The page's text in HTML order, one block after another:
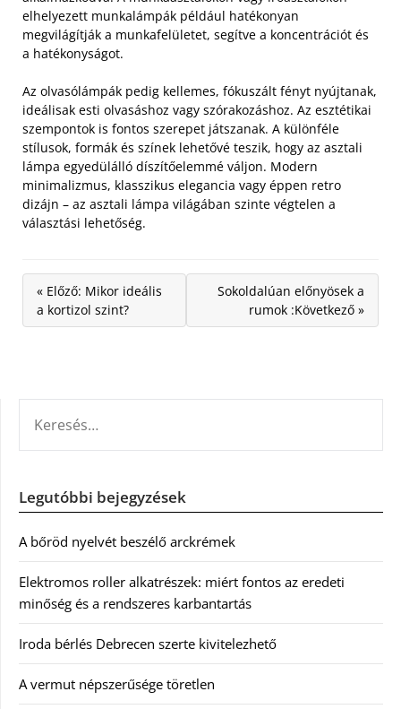
elhelyezett munkalámpák például hatékonyan
megvilágítják a munkafelületet, segítve a koncentrációt és
a hatékonyságot.
Az olvasólámpák pedig kellemes, fókuszált fényt nyújtanak,
ideálisak esti olvasáshoz vagy szórakozáshoz. Az esztétikai
szempontok is fontos szerepet játszanak. A különféle
stílusok, formák és színek lehetővé teszik, hogy az asztali
lámpa egyedülálló díszítőelemmé váljon. Modern
minimalizmus, klasszikus elegancia vagy éppen retro
dizájn – az asztali lámpa világában szinte végtelen a
választási lehetőség.
« Előző: Mikor ideális
a kortizol szint?
Sokoldalúan előnyösek a
rumok :Következő »
Legutóbbi bejegyzések
A bőröd nyelvét beszélő arckrémek
Elektromos roller alkatrészek: miért fontos az eredeti
minőség és a rendszeres karbantartás
Iroda bérlés Debrecen szerte kivitelezhető
A vermut népszerűsége töretlen